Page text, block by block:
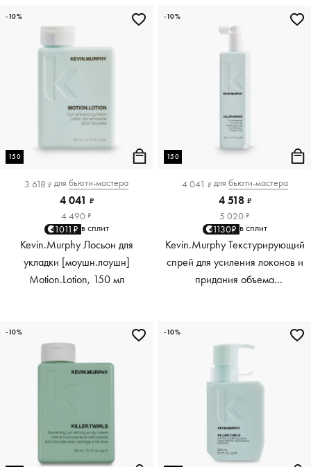
150
3 618 ₽ для бьюти-мастера
4 041 ₽
4 490 ₽
1011₽ в сплит
Kevin.Murphy Лосьон для
укладки [моушн.лоушн]
Motion.Lotion, 150 мл
-10%
150
4 041 ₽ для бьюти-мастера
4 518 ₽
5 020 ₽
1130₽ в сплит
Kevin.Murphy Текстурирующий
спрей для усиления локонов и
придания объема
-10%
-10% -10%